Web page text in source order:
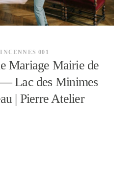
001
Mariage Mairie de
Lac des Minimes
| Pierre Atelier